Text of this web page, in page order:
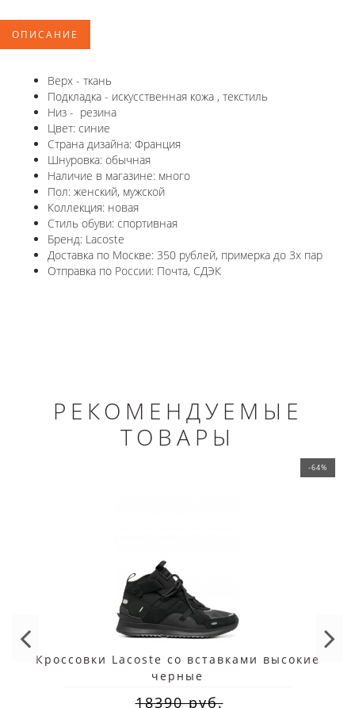
ОПИСАНИЕ
Верх - ткань
Подкладка - искусственная кожа , текстиль
Низ - резина
Цвет: синие
Страна дизайна: Франция
Шнуровка: обычная
Наличие в магазине: много
Пол: женский, мужской
Коллекция: новая
Стиль обуви: спортивная
Бренд: Lacoste
Доставка по Москве: 350 рублей, примерка до 3х пар
Отправка по России: Почта, СДЭК
РЕКОМЕНДУЕМЫЕ
ТОВАРЫ
-64%
Кроссовки Lacoste со вставками высокие
черные
18390 руб.